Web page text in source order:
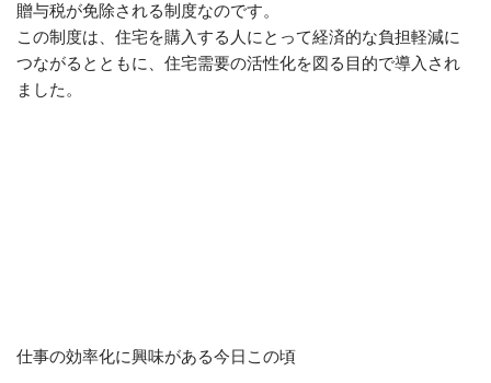
贈与税が免除される制度なのです。
この制度は、住宅を購入する人にとって経済的な負担軽減に
つながるとともに、住宅需要の活性化を図る目的で導入され
ました。
仕事の効率化に興味がある今日この頃